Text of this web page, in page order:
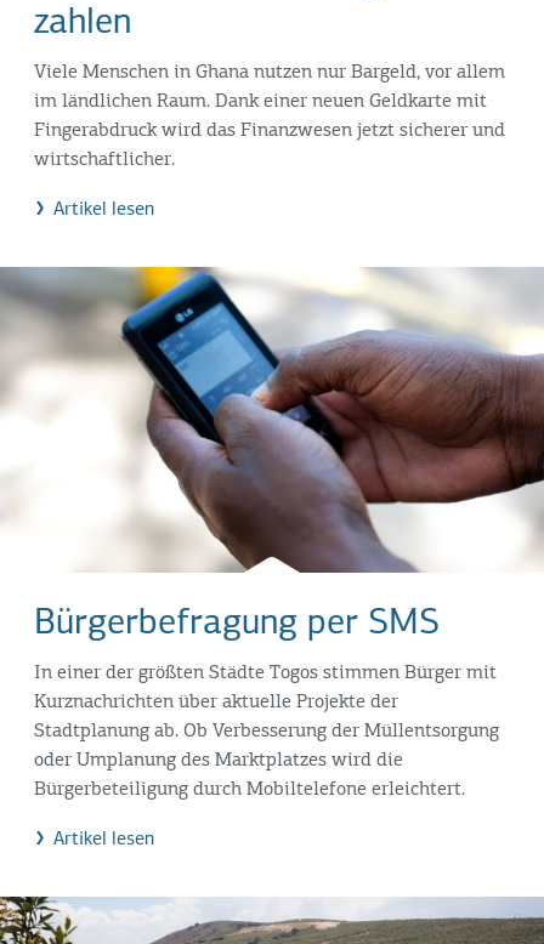
zahlen
Viele Menschen in Ghana nutzen nur Bargeld, vor allem
im ländlichen Raum. Dank einer neuen Geldkarte mit
Fingerabdruck wird das Finanzwesen jetzt sicherer und
wirtschaftlicher.
Artikel lesen
Bürgerbefragung per SMS
In einer der größten Städte Togos stimmen Bürger mit
Kurznachrichten über aktuelle Projekte der
Stadtplanung ab. Ob Verbesserung der Müllentsorgung
oder Umplanung des Marktplatzes wird die
Bürgerbeteiligung durch Mobiltelefone erleichtert.
Artikel lesen